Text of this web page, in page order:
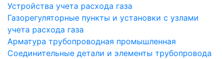
Устройства учета расхода газа
Газорегуляторные пункты и установки с узлами
учета расхода газа
Арматура трубопроводная промышленная
Соединительные детали и элементы трубопровода